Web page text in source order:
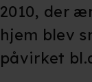
2010, der
hjem blev
påvirket